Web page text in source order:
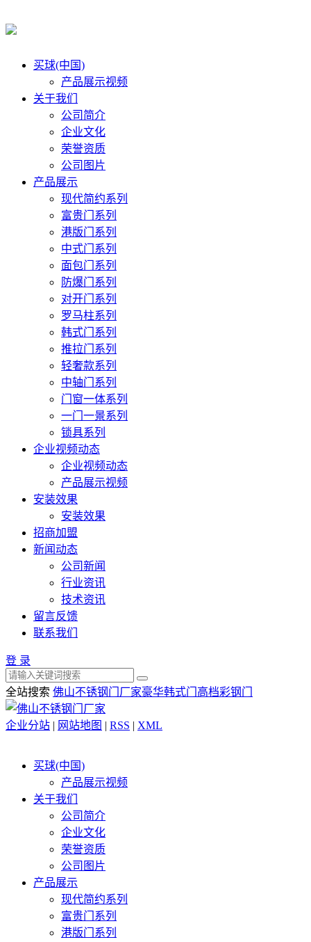
买球(中国)
产品展示视频
关于我们
公司简介
企业文化
荣誉资质
公司图片
产品展示
现代简约系列
富贵门系列
港版门系列
中式门系列
面包门系列
防爆门系列
对开门系列
罗马柱系列
韩式门系列
推拉门系列
轻奢款系列
中轴门系列
门窗一体系列
一门一景系列
锁具系列
企业视频动态
企业视频动态
产品展示视频
安装效果
安装效果
招商加盟
新闻动态
公司新闻
行业资讯
技术资讯
留言反馈
联系我们
登 录
全站搜索 佛山不锈钢门厂家豪华韩式门 高档彩钢门
企业分站 | 网站地图 | RSS | XML
买球(中国)
产品展示视频
关于我们
公司简介
企业文化
荣誉资质
公司图片
产品展示
现代简约系列
富贵门系列
港版门系列